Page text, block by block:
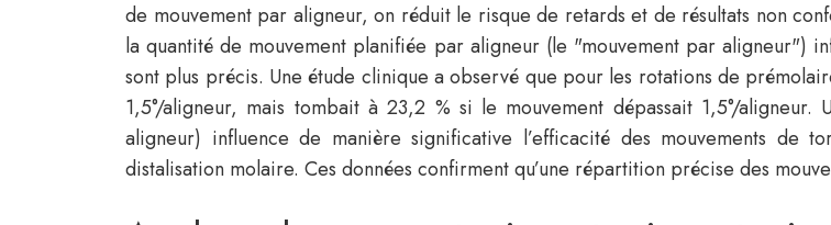
de mouvement par aligneur, on réduit le risque de retards et de résultats non
la quantité de mouvement planifiée par aligneur (le "mouvement par aligneur")
sont plus précis. Une étude clinique a observé que pour les rotations de
1,5°/aligneur, mais tombait à 23,2 % si le mouvement dépassait 1,5°/
aligneur) influence de manière significative l’efficacité des mouvements de
distalisation molaire. Ces données confirment qu’une répartition précise des